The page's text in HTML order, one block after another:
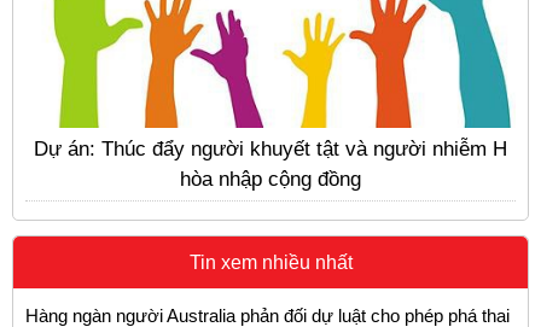
Dự án: Thúc đẩy người khuyết tật và người nhiễm H
hòa nhập cộng đồng
Tin xem nhiều nhất
Hàng ngàn người Australia phản đối dự luật cho phép phá thai